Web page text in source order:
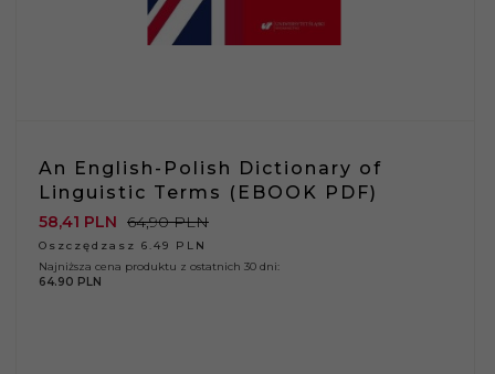
An English-Polish Dictionary of
Linguistic Terms (EBOOK PDF)
58,41 PLN 64,90 PLN
Oszczędzasz 6.49 PLN
Najniższa cena produktu z ostatnich 30 dni:
64.90 PLN